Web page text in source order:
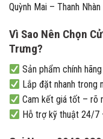
Quỳnh Mai – Thanh
Vì Sao Nên Chọn
Trưng?
Sản phẩm chính
Lắp đặt nhanh trong
Cam kết giá tốt – rõ
Hỗ trợ kỹ thuật 24/7